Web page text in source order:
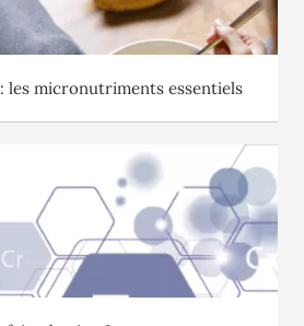
les micronutriments essentiels